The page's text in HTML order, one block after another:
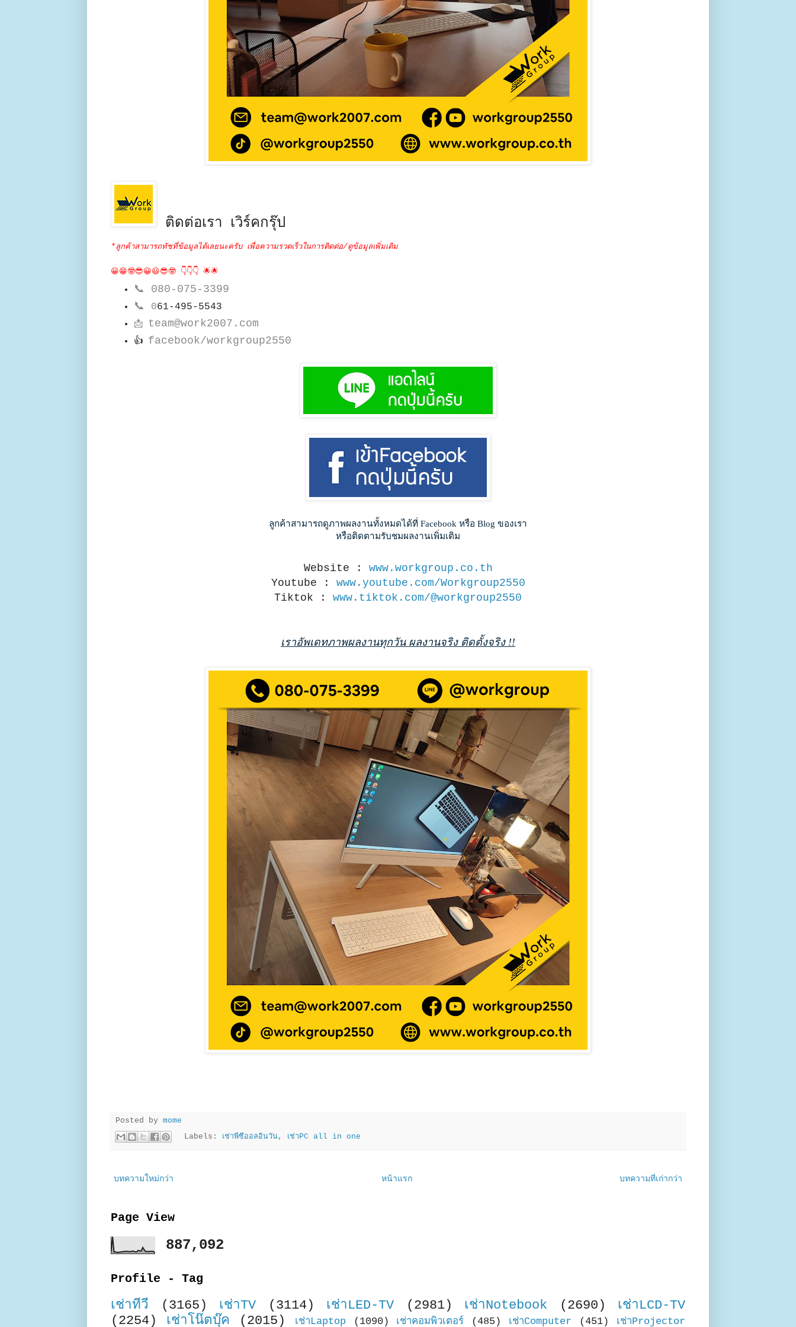
ติดต่อเรา เวิร์คกรุ๊ป
*ลูกค้าสามารถทัชที่ข้อมูลได้เลยนะครับ เพื่อความรวดเร็วในการติดต่อ/ดูข้อมูลเพิ่มเติม
😀😁🤓😎😀😃😎🤓 👇👇👇 🌟🌟
📞 080-075-3399
📞
061-495-5543
📩 team@work2007.com
👍 facebook/workgroup2550
ลูกค้าสามารถดูภาพผลงานทั้งหมดได้ที่ Facebook หรือ Blog ของเรา
หรือติดตามรับชมผลงานเพิ่มเติม
Website : www.workgroup.co.th
Youtube : www.youtube.com/Workgroup2550
Tiktok : www.tiktok.com/@workgroup2550
เราอัพเดทภาพผลงานทุกวัน ผลงานจริง ติดตั้งจริง !!
Posted by mome
Labels:
เช่าพีซีออลอินวัน, เช่าPC all in one
บทความใหม่กว่า บทความที่เก่ากว่า
หน้าแรก
Page View
887,092
Profile - Tag
เช่าทีวี (3165) เช่าTV (3114) เช่าLED-TV (2981) เช่าNotebook (2690)
เช่าLCD-TV
(2254)
เช่าโน๊ตบุ๊ค (2015) เช่าLaptop (1090) เช่าคอมพิวเตอร์ (485) เช่าComputer (451) เช่าProjector